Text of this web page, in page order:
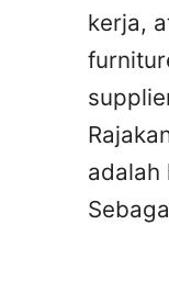
kerja,
adalah